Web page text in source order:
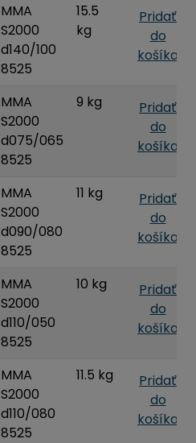
MMA
S2000
d140/100
8525
15.5
kg
Pridať
do
košíka
MMA
S2000
d075/065
8525
9 kg
Pridať
do
košíka
MMA
S2000
d090/080
8525
11 kg
Pridať
do
košíka
MMA
S2000
d110/050
8525
10 kg
Pridať
do
košíka
MMA
S2000
d110/080
8525
11.5 kg
Pridať
do
košíka